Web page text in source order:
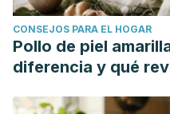
CONSEJOS PARA EL HOGAR
Pollo de piel
diferencia y qué